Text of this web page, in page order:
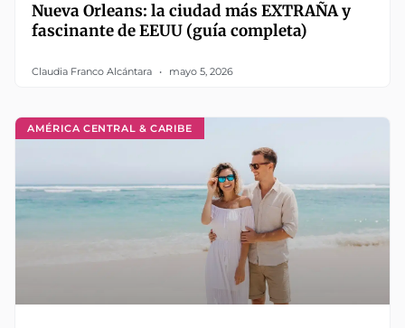
Nueva Orleans: la ciudad más EXTRAÑA y
fascinante de EEUU (guía completa)
Claudia Franco Alcántara mayo 5, 2026
AMÉRICA CENTRAL & CARIBE